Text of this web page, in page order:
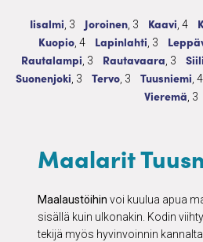
Maalarit
Iisalmi 3 palvelua
, 3 Maalarit
Joroinen3 palvelua
, 3 Maalarit
Kaavi 4
, 4
Maalarit
Kuopio4 palvelua
, 4 Maalarit
Lapinlahti 3 palvelua
, 3
Maalarit
Rautalampi 3 palvelua
, 3 Maalarit
Rautavaara 3
, 3
Maalarit
Suonenjoki 3 palvelua
, 3 Maalarit
Tervo3 palvelua
, 3 Maalarit
Tuusniemi ,
Maalarit
Vieremä3, 3
Maalarit
Maalaustöihin voi kuulua apua
sisällä kuin ulkonakin. Kodin
tekijä myös hyvinvoinnin